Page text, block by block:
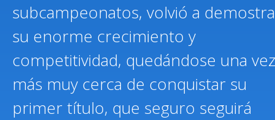
subcampeonatos, volvió a
su enorme crecimiento y
competitividad, quedándose una vez
más muy cerca de conquistar su
primer título, que seguro seguirá